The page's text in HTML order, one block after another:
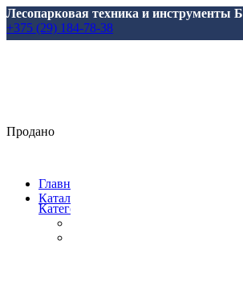
Лесопарковая техника и инструменты
+375 (29) 184-78-38
Главная
Каталог
Категории
Продано